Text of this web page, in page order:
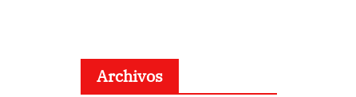
Archivos